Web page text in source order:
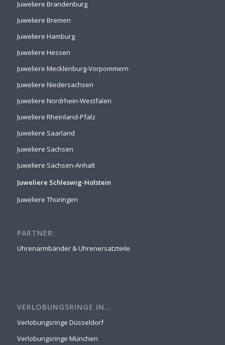
Juweliere Brandenburg
Juweliere Bremen
Juweliere Hamburg
Juweliere Hessen
Juweliere Mecklenburg-Vorpommern
Juweliere Niedersachsen
Juweliere Nordrhein-Westfalen
Juweliere Rheinland-Pfalz
Juweliere Saarland
Juweliere Sachsen
Juweliere Sachsen-Anhalt
Juweliere Schleswig-Holstein
Juweliere Thüringen
PARTNER:
Uhrenarmbänder & Uhrenersatzteile
VERLOBUNGSRINGE IN…
Verlobungsringe Düsseldorf
Verlobungsringe München